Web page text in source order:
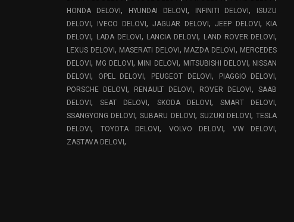
HONDA DELOVI , HYUNDAI DELOVI , INFINITI DELOVI,
ISUZU
DELOVI , IVECO DELOVI ,JAGUAR DELOVI ,JEEP DELOVI ,
KIA
DELOVI , LADA DELOVI , LANCIA DELOVI, LAND ROVER DELOVI,
LEXUS DELOVI , MASERATI DELOVI , MAZDA DELOVI , MERCEDES
DELOVI , MG DELOVI , MINI DELOVI, MITSUBISHI DELOVI , NISSAN
DELOVI , OPEL DELOVI, PEUGEOT DELOVI , PIAGGIO DELOVI,
PORSCHE DELOVI, RENAULT DELOVI , ROVER DELOVI,SAAB
DELOVI ,SEAT DELOVI, SKODA DELOVI ,SMART DELOVI,
SSANGYONG DELOVI,SUBARU DELOVI , SUZUKI DELOVI,TESLA
DELOVI , TOYOTA DELOVI, VOLVO DELOVI, VW DELOVI,
ZASTAVA DELOVI ,